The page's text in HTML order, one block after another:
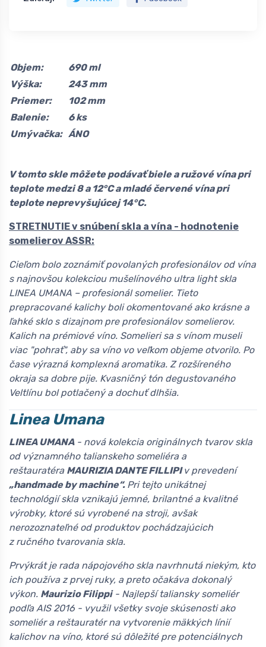
Objem:
690 ml
Výška:
243 mm
Priemer:
102 mm
Balenie:
6 ks
Umývačka: ÁNO
V tomto skle môžete podávať biele a ružové vína pri
teplote medzi 8 a 12°C a mladé červené vína pri
teplote neprevyšujúcej 14°C.
STRETNUTIE v snúbení skla a vína - hodnotenie
somelierov ASSR:
Cieľom bolo zoznámiť povolaných profesionálov od vína
s najnovšou kolekciou mušelínového ultra light skla
LINEA UMANA – profesionál somelier. Tieto
prepracované kalichy boli okomentované ako krásne a
ľahké sklo s dizajnom pre profesionálov somelierov.
Kalich na prémiové víno. Somelieri sa s vínom museli
viac "pohrať", aby sa víno vo veľkom objeme otvorilo. Po
čase výrazná komplexná aromatika. Z rozšíreného
okraja sa dobre pije. Kvasničný tón degustovaného
Veltlínu bol potlačený a dochuť dlhšia.
Linea Umana
LINEA UMANA- nová kolekcia originálnych tvarov skla
od významného talianskeho someliéra a
reštauratéra MAURIZIA DANTE FILLIPIv prevedení
„handmade by machine“. Pri tejto unikátnej
technológií skla vznikajú jemné, brilantné a kvalitné
výrobky, ktoré sú vyrobené na stroji, avšak
nerozoznateľné od produktov pochádzajúcich
z ručného tvarovania skla.
Prvýkrát je rada nápojového skla navrhnutá niekým, kto
ich používa z prvej ruky, a preto očakáva dokonalý
výkon. Maurizio Filippi- Najlepší taliansky someliér
podľa AIS 2016 - využil všetky svoje skúsenosti ako
someliér a reštauratér na vytvorenie mäkkých línií
kalichov na víno, ktoré sú dôležité pre potenciálnych